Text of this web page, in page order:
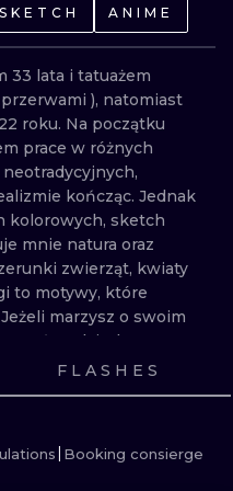
ILUSTRATION
MINIMALISM
UV
SKETCH ANIME
33 lata i tatuażem
), natomiast
roku. Na początku
prace w różnych
kończąc. Jednak
kolorowych, sketch
mnie natura oraz
zwierząt, kwiaty
to motywy, które
marzysz o swoim
na dziurkę -
FLASHES
Booking consierge